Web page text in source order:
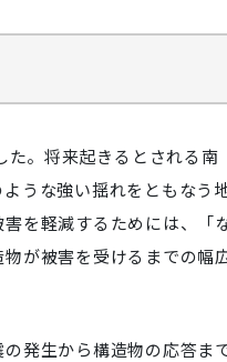
た。将来起きるとされる南
うな強い揺れをともなう
を軽減するためには、「
が被害を受けるまでの幅
発生から構造物の応答ま